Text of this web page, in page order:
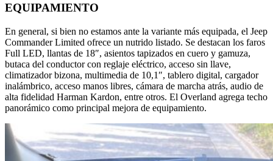
EQUIPAMIENTO
En general, si bien no estamos ante la variante más equipada, el Jeep
Commander Limited ofrece un nutrido listado. Se destacan los faros
Full LED, llantas de 18″, asientos tapizados en cuero y gamuza,
butaca del conductor con reglaje eléctrico, acceso sin llave,
climatizador bizona, multimedia de 10,1″, tablero digital, cargador
inalámbrico, acceso manos libres, cámara de marcha atrás, audio de
alta fidelidad Harman Kardon, entre otros. El Overland agrega techo
panorámico como principal mejora de equipamiento.